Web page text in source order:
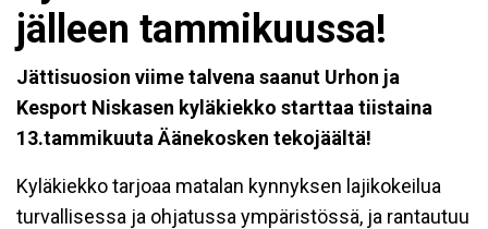
jälleen tammikuussa!
Jättisuosion viime talvena saanut Urhon ja
Kesport Niskasen kyläkiekko starttaa tiistaina
13.tammikuuta Äänekosken tekojäältä!
Kyläkiekko tarjoaa matalan kynnyksen lajikokeilua
turvallisessa ja ohjatussa ympäristössä, ja rantautuu